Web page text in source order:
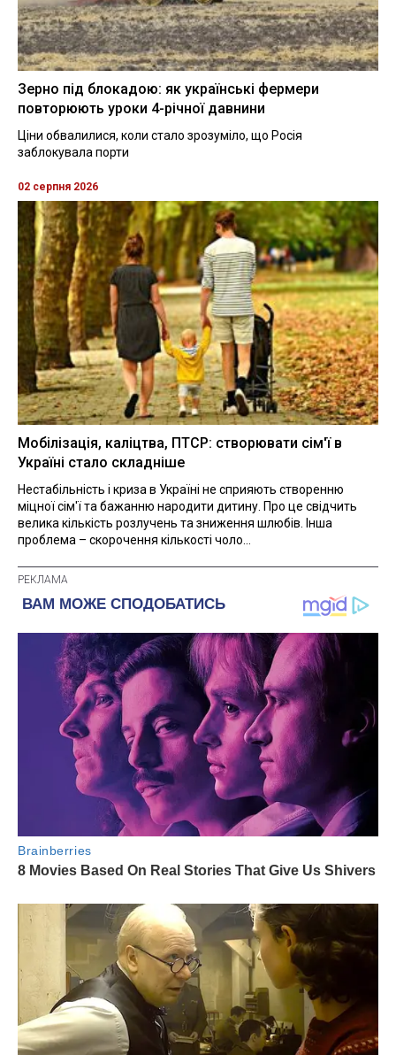
Зерно під блокадою: як українські фермери
повторюють уроки 4-річної давнини
Ціни обвалилися, коли стало зрозуміло, що Росія
заблокувала порти
02 серпня 2026
Мобілізація, каліцтва, ПТСР: створювати сім'ї в
Україні стало складніше
Нестабільність і криза в Україні не сприяють створенню
міцної сім'ї та бажанню народити дитину. Про це свідчить
велика кількість розлучень та зниження шлюбів. Інша
проблема – скорочення кількості чоло...